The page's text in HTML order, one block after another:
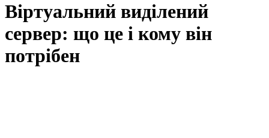
Віртуальний виділений
сервер: що це і кому він
потрібен